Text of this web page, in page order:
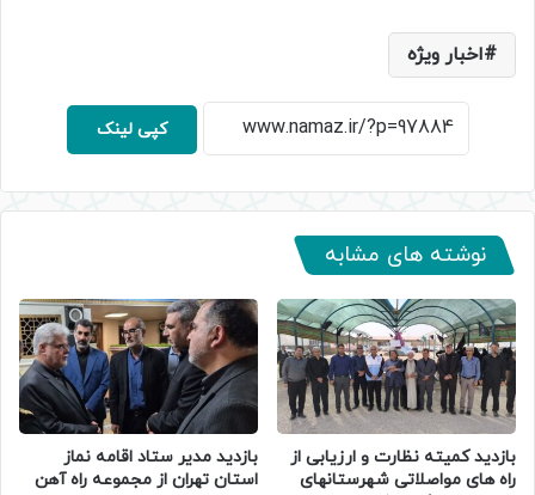
اخبار ویژه
کپی لینک
نوشته های مشابه
بازدید کمیته نظارت و ارزیابی از
راه های مواصلاتی شهرستانهای
بازدید مدیر ستاد اقامه نماز
استان تهران از مجموعه راه آهن